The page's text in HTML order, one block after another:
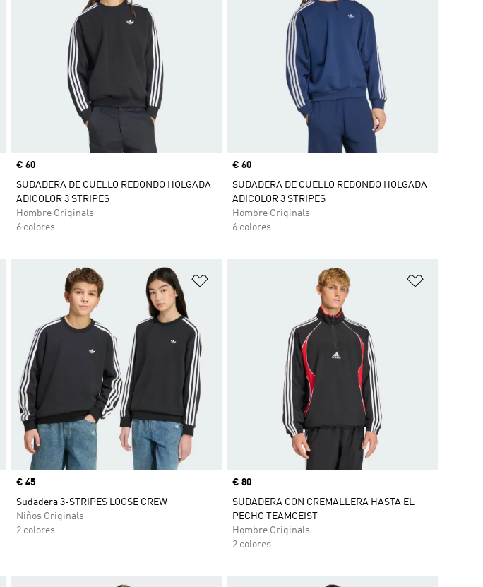
Precio
€ 60
SUDADERA DE CUELLO REDONDO HOLGADA
ADICOLOR 3 STRIPES
Hombre Originals
6 colores
Precio
€ 60
SUDADERA DE CUELLO REDONDO HOLGADA
ADICOLOR 3 STRIPES
Hombre Originals
6 colores
Añadir a la lista de deseos Añadir a la lista de deseos
Precio
€ 45
Sudadera 3-STRIPES LOOSE CREW
Niños Originals
2 colores
Precio
€ 80
SUDADERA CON CREMALLERA HASTA EL
PECHO TEAMGEIST
Hombre Originals
2 colores